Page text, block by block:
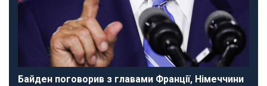
Байден поговорив з главами Франції, Німеччини